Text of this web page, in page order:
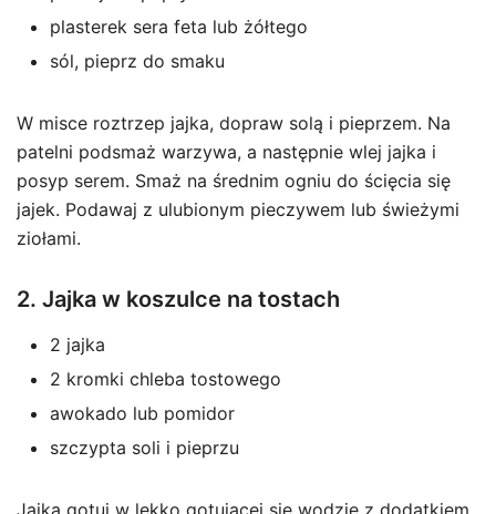
plasterek sera feta lub żółtego
sól, pieprz do smaku
W misce roztrzep jajka, dopraw solą i pieprzem. Na
patelni podsmaż warzywa, a następnie wlej jajka i
posyp serem. Smaż na średnim ogniu do ścięcia się
jajek. Podawaj z ulubionym pieczywem lub świeżymi
ziołami.
2. Jajka w koszulce na tostach
2 jajka
2 kromki chleba tostowego
awokado lub pomidor
szczypta soli i pieprzu
Jajka gotuj w lekko gotującej się wodzie z dodatkiem